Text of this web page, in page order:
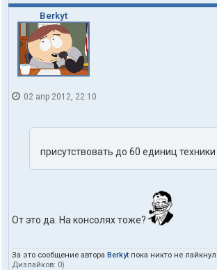
Berkyt
02 апр 2012, 22:10
присутствовать до 60 единиц техники
От это да. На консолях тоже?
За это сообщение автора Berkytпока никто не лайкнул.
Дизлайков: 0)